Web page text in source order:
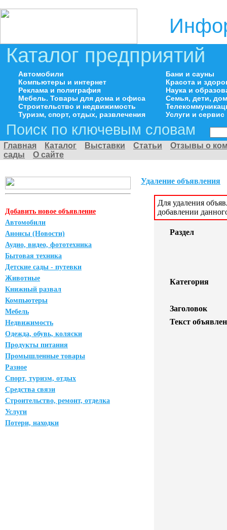
Каталог предприятий
Автомобили
Компьютеры и интернет
Реклама и полиграфия
Мебель. Товары для дома и офиса
Строительство и недвижимость
Туризм, спорт, отдых, развлечения
Бани и сауны
Красота и
Наука и
Семья, дети,
Услуги и сервис
Поиск по ключевым словам
Главная Каталог Выставки Статьи
Отзывы о
сады
О сайте
Добавить новое объявление
Автомобили
Анонсы (Новости)
Аудио, видео, фототехника
Бытовая техника
Детские сады - путевки
Животные
Книжный развал
Компьютеры
Мебель
Недвижимость
Одежда, обувь, коляски
Продукты питания
Промышленные товары
Разное
Спорт, туризм, отдых
Средства связи
Строительство, ремонт, отделка
Услуги
Потери, находки
Удаление объявления
Для удаления
добавлении
Раздел
Категория
Заголовок
Текст